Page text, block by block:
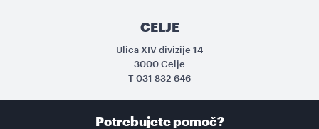
CELJE
Ulica XIV divizije 14
3000 Celje
T 031 832 646
Potrebujete pomoč?